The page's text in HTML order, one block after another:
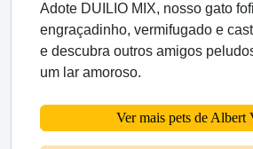
Adote DUILIO MIX, nosso gato
engraçadinho, vermifugado e
e descubra outros amigos
um lar amoroso.
Ver mais pets de Albert